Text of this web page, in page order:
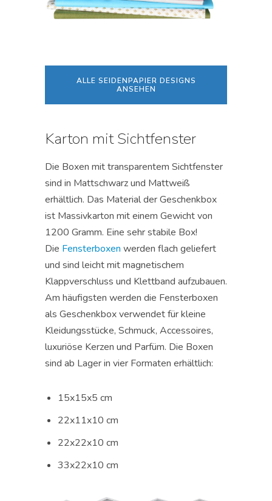
ALLE SEIDENPAPIER DESIGNS
ANSEHEN
Karton mit Sichtfenster
Die Boxen mit transparentem Sichtfenster
sind in Mattschwarz und Mattweiß
erhältlich. Das Material der Geschenkbox
ist Massivkarton mit einem Gewicht von
1200 Gramm. Eine sehr stabile Box!
Die Fensterboxen werden flach geliefert
und sind leicht mit magnetischem
Klappverschluss und Klettband aufzubauen.
Am häufigsten werden die Fensterboxen
als Geschenkbox verwendet für kleine
Kleidungsstücke, Schmuck, Accessoires,
luxuriöse Kerzen und Parfüm. Die Boxen
sind ab Lager in vier Formaten erhältlich:
15x15x5 cm
22x11x10 cm
22x22x10 cm
33x22x10 cm